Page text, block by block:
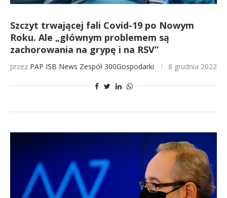
Szczyt trwającej fali Covid-19 po Nowym
Roku. Ale „głównym problemem są
zachorowania na grypę i na RSV”
przez PAP ISB News Zespół 300Gospodarki 8 grudnia 2022